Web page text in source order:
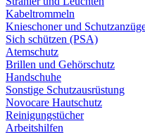
Kabeltrommeln
Knieschoner und
Sich schützen (PSA)
Atemschutz
Brillen und Gehörschutz
Handschuhe
Sonstige Schutzausrüstung
Novocare Hautschutz
Reinigungstücher
Arbeitshilfen